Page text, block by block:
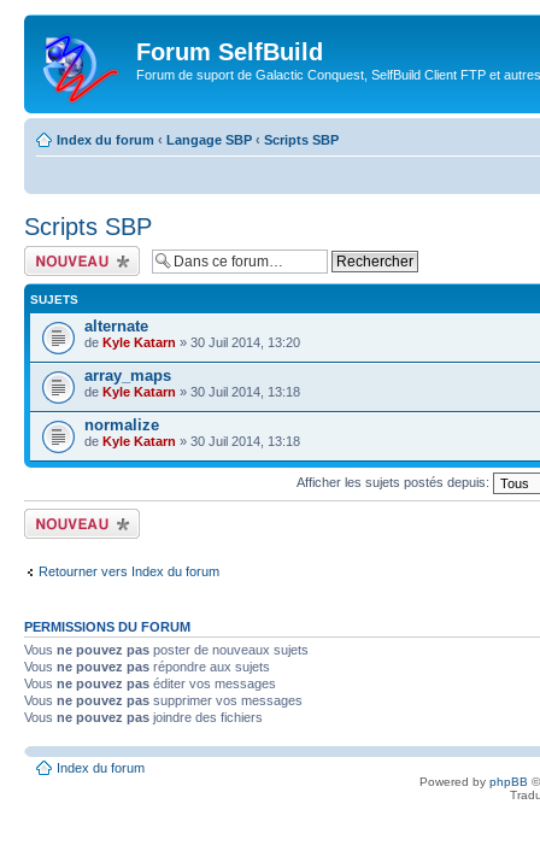
Forum SelfBuild
Forum de suport de Galactic Conquest, SelfBuild Client FTP et
Index du forum ‹ Langage SBP ‹ Scripts SBP
Scripts SBP
Ecrire un nouveau
sujet
SUJETS
alternate
de Kyle Katarn » 30 Juil 2014, 13:20
array_maps
de Kyle Katarn » 30 Juil 2014, 13:18
normalize
de Kyle Katarn » 30 Juil 2014, 13:18
Afficher les sujets postés depuis:
Ecrire un nouveau
sujet
Retourner vers Index du forum
PERMISSIONS DU FORUM
Vous ne pouvez pas poster de nouveaux sujets
Vous ne pouvez pas répondre aux sujets
Vous ne pouvez pas éditer vos messages
Vous ne pouvez pas supprimer vos messages
Vous ne pouvez pas joindre des fichiers
Index du forum
Powered by phpBB